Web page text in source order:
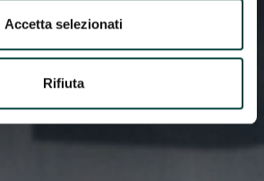
Accetta selezionati
Rifiuta